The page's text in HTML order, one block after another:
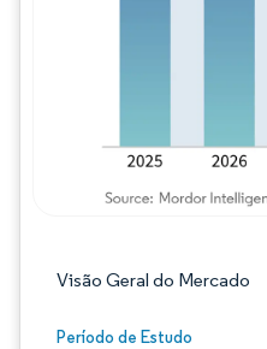
Visão Geral do Mercado
Período de Estudo